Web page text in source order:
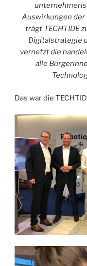
Auswirkungen
trägt TECHTIDE
Digitalstrategie
vernetzt die
alle
Das war die